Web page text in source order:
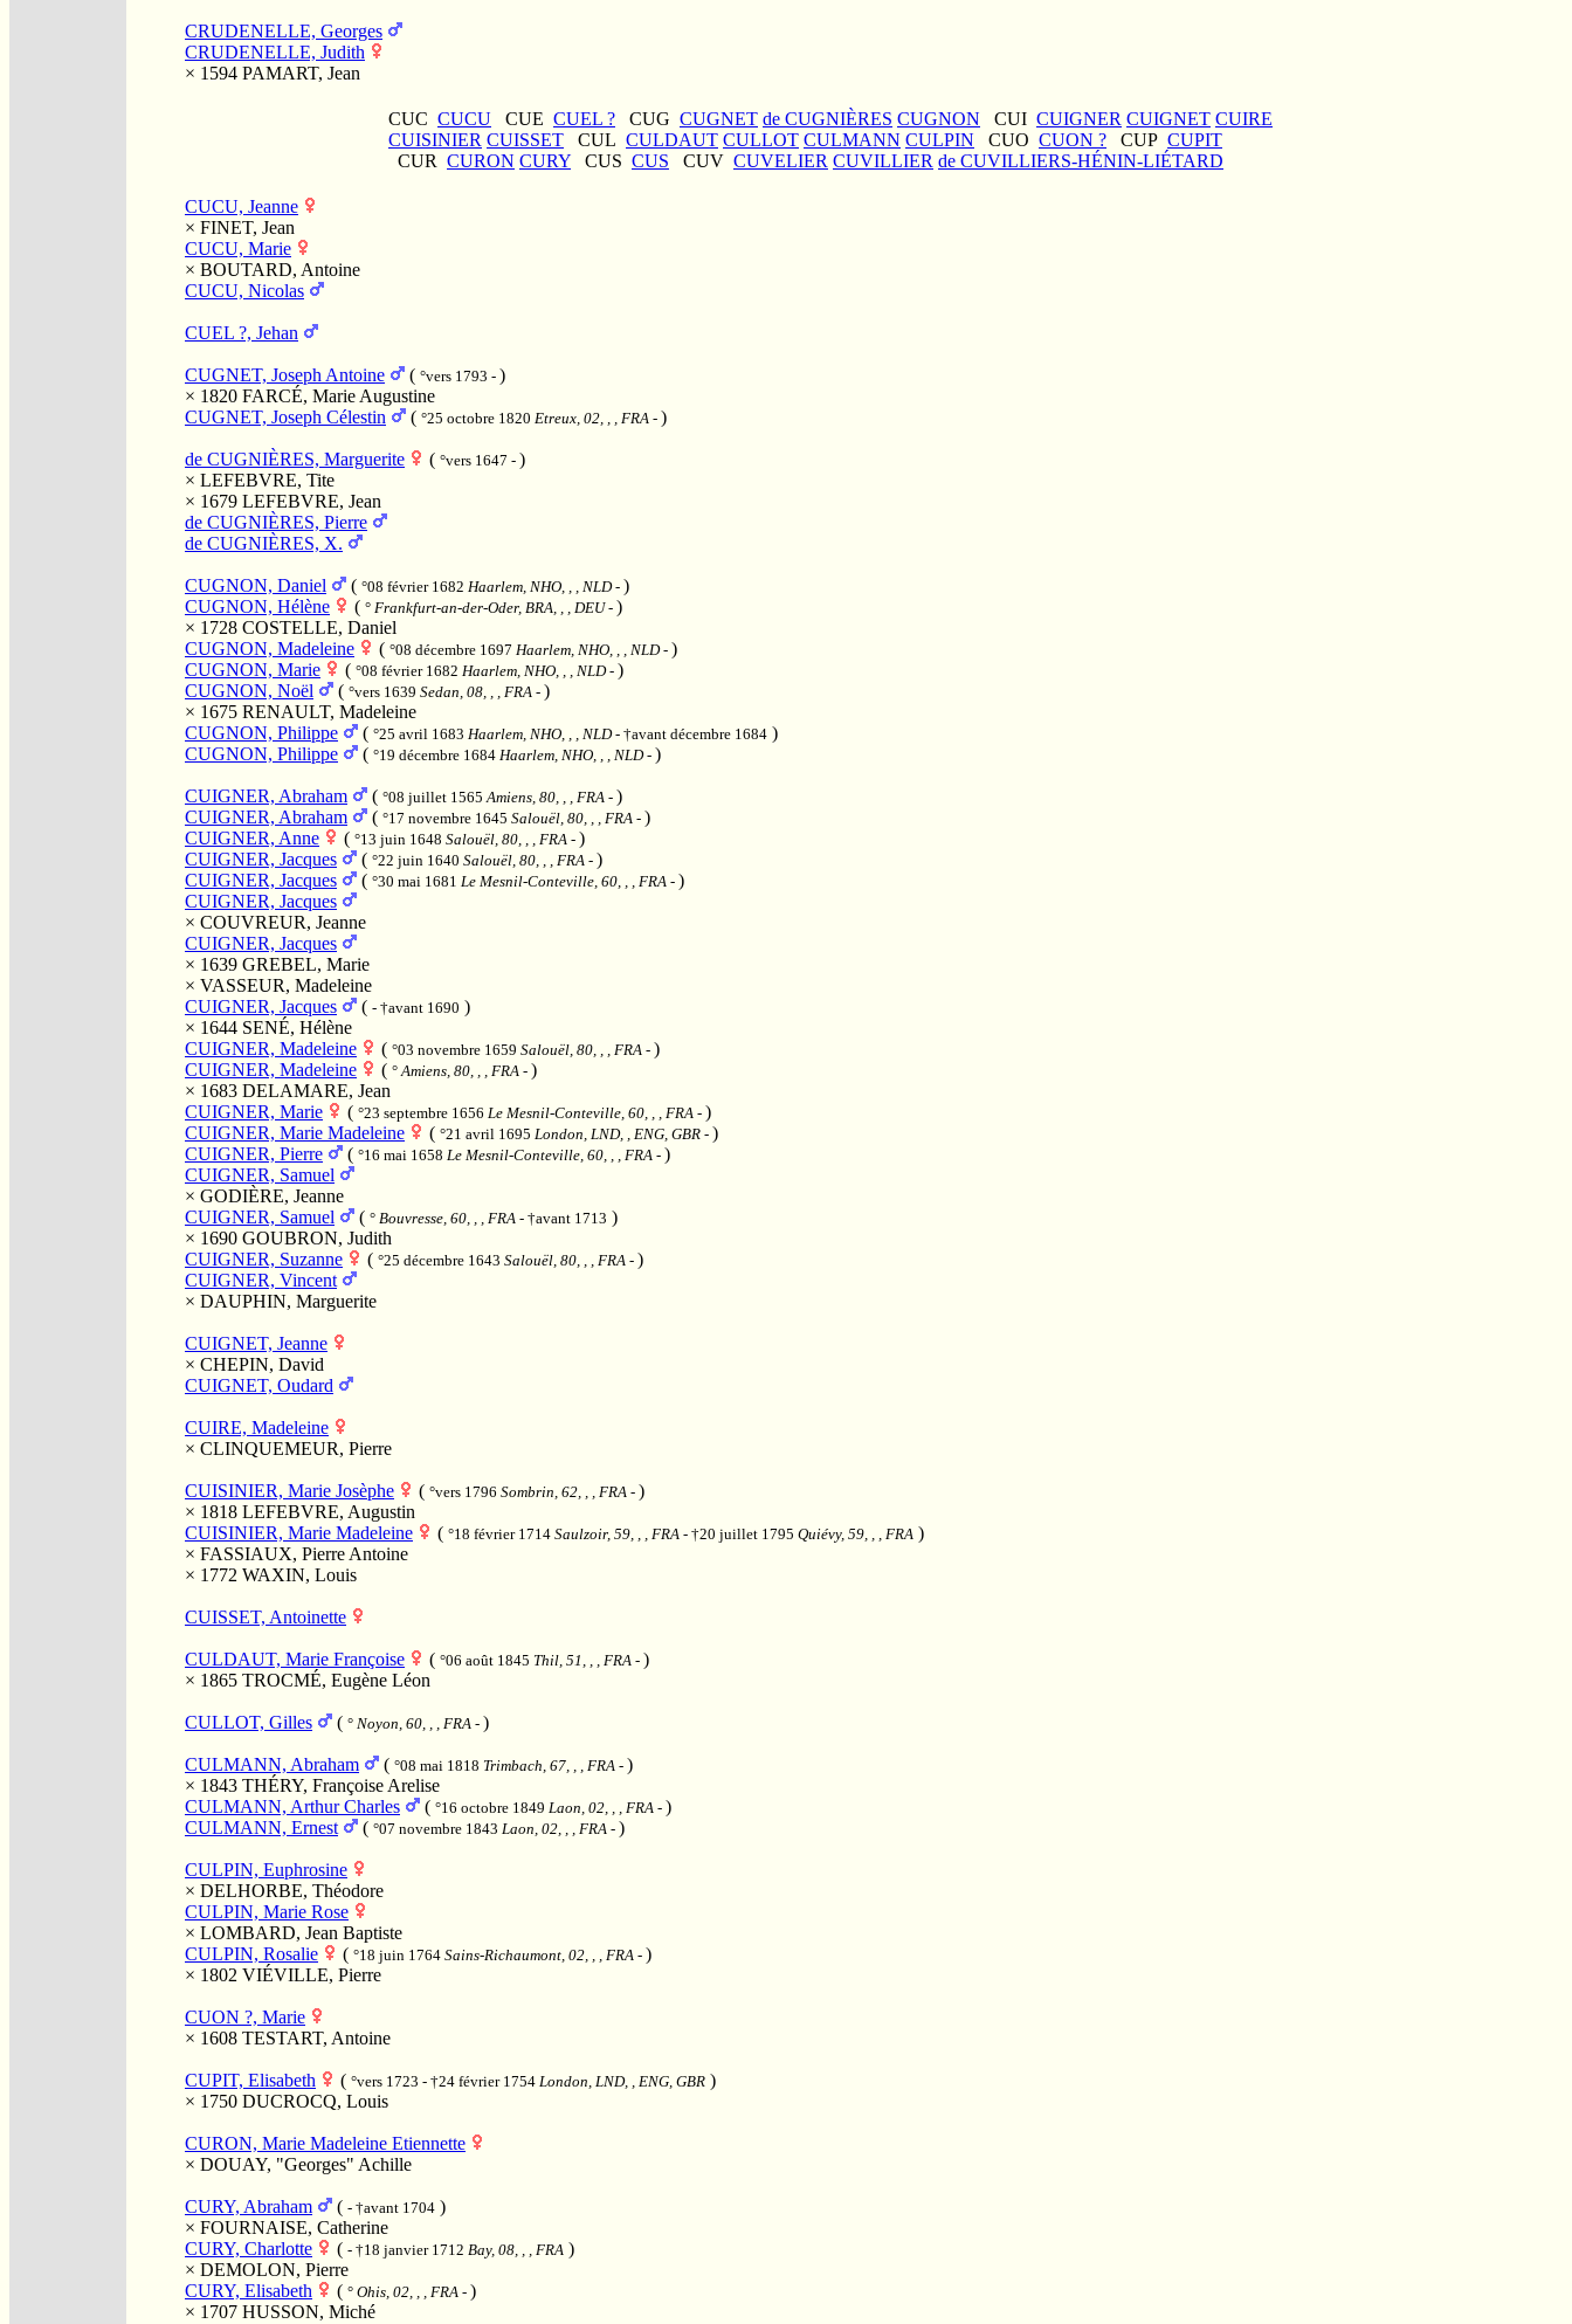
CRUDENELLE, Georges
CRUDENELLE, Judith
× 1594 PAMART, Jean
CUC CUCU CUE CUEL ? CUG CUGNET de CUGNIÈRES CUGNON CUI CUIGNER CUIGNET CUIRE
CUISINIER CUISSET CUL CULDAUT CULLOT CULMANN CULPIN CUO CUON ? CUP CUPIT
CUR CURON CURY CUS CUS CUV CUVELIER CUVILLIER de CUVILLIERS-HÉNIN-LIÉTARD
CUCU, Jeanne
× FINET, Jean
CUCU, Marie
× BOUTARD, Antoine
CUCU, Nicolas
CUEL ?, Jehan
CUGNET, Joseph Antoine ( °vers 1793 - )
× 1820 FARCÉ, Marie Augustine
CUGNET, Joseph Célestin
( °25 octobre 1820 Etreux, 02, , , FRA - )
de CUGNIÈRES, Marguerite ( °vers 1647 - )
× LEFEBVRE, Tite
× 1679 LEFEBVRE, Jean
de CUGNIÈRES, Pierre
de CUGNIÈRES, X.
CUGNON, Daniel ( °08 février 1682 Haarlem, NHO, , , NLD- )
CUGNON, Hélène
( ° Frankfurt-an-der-Oder, BRA, , , DEU- )
× 1728 COSTELLE, Daniel
CUGNON, Madeleine
( °08 décembre 1697 Haarlem, NHO, , , NLD- )
CUGNON, Marie
( °08 février 1682 Haarlem, NHO, , , NLD- )
CUGNON, Noël
( °vers 1639 Sedan, 08, , , FRA - )
× 1675 RENAULT, Madeleine
CUGNON, Philippe
( °25 avril 1683 Haarlem, NHO, , , NLD- †avant décembre 1684 )
CUGNON, Philippe
( °19 décembre 1684 Haarlem, NHO, , , NLD- )
CUIGNER, Abraham ( °08 juillet 1565 Amiens, 80, , , FRA - )
CUIGNER, Abraham
( °17 novembre 1645 Salouël, 80, , , FRA - )
CUIGNER, Anne
( °13 juin 1648 Salouël, 80, , , FRA - )
CUIGNER, Jacques
( °22 juin 1640 Salouël, 80, , , FRA - )
CUIGNER, Jacques
( °30 mai 1681 Le Mesnil-Conteville, 60, , , FRA - )
CUIGNER, Jacques
× COUVREUR, Jeanne
CUIGNER, Jacques
× 1639 GREBEL, Marie
× VASSEUR, Madeleine
CUIGNER, Jacques
( - †avant 1690 )
× 1644 SENÉ, Hélène
CUIGNER, Madeleine
( °03 novembre 1659 Salouël, 80, , , FRA - )
CUIGNER, Madeleine
( ° Amiens, 80, , , FRA - )
× 1683 DELAMARE, Jean
CUIGNER, Marie
( °23 septembre 1656 Le Mesnil-Conteville, 60, , , FRA - )
CUIGNER, Marie Madeleine
( °21 avril 1695 London, LND, , ENG, GBR - )
CUIGNER, Pierre
( °16 mai 1658 Le Mesnil-Conteville, 60, , , FRA - )
CUIGNER, Samuel
× GODIÈRE, Jeanne
CUIGNER, Samuel
( ° Bouvresse, 60, , , FRA - †avant 1713 )
× 1690 GOUBRON, Judith
CUIGNER, Suzanne
( °25 décembre 1643 Salouël, 80, , , FRA - )
CUIGNER, Vincent
× DAUPHIN, Marguerite
CUIGNET, Jeanne
× CHEPIN, David
CUIGNET, Oudard
CUIRE, Madeleine
× CLINQUEMEUR, Pierre
CUISINIER, Marie Josèphe ( °vers 1796 Sombrin, 62, , , FRA - )
× 1818 LEFEBVRE, Augustin
CUISINIER, Marie Madeleine
( °18 février 1714 Saulzoir, 59, , , FRA - †20 juillet 1795 Quiévy, 59, , , FRA )
× FASSIAUX, Pierre Antoine
× 1772 WAXIN, Louis
CUISSET, Antoinette
CULDAUT, Marie Françoise ( °06 août 1845 Thil, 51, , , FRA - )
× 1865 TROCMÉ, Eugène Léon
CULLOT, Gilles ( ° Noyon, 60, , , FRA - )
CULMANN, Abraham ( °08 mai 1818 Trimbach, 67, , , FRA - )
× 1843 THÉRY, Françoise Arelise
CULMANN, Arthur Charles
( °16 octobre 1849 Laon, 02, , , FRA - )
CULMANN, Ernest
( °07 novembre 1843 Laon, 02, , , FRA - )
CULPIN, Euphrosine
× DELHORBE, Théodore
CULPIN, Marie Rose
× LOMBARD, Jean Baptiste
CULPIN, Rosalie
( °18 juin 1764 Sains-Richaumont, 02, , , FRA - )
× 1802 VIÉVILLE, Pierre
CUON ?, Marie
× 1608 TESTART, Antoine
CUPIT, Elisabeth ( °vers 1723 - †24 février 1754 London, LND, , ENG, GBR )
× 1750 DUCROCQ, Louis
CURON, Marie Madeleine Etiennette
× DOUAY, "Georges" Achille
CURY, Abraham ( - †avant 1704 )
× FOURNAISE, Catherine
CURY, Charlotte
( - †18 janvier 1712 Bay, 08, , , FRA )
× DEMOLON, Pierre
CURY, Elisabeth
( ° Ohis, 02, , , FRA - )
× 1707 HUSSON, Miché